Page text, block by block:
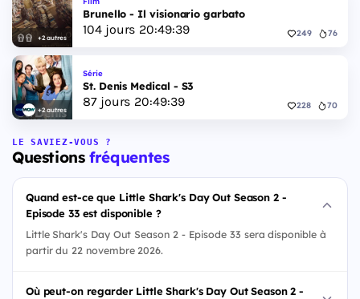
+2 autres
Brunello - Il visionario garbato
104jours 20:49:38 249 76
+2 autres
Série
St. Denis Medical - S3
87jours 20:49:38 228 70
LE SAVIEZ-VOUS ?
Questionsfréquentes
Quand est-ce que Little Shark's Day Out Season 2 -
Episode 33 est disponible ?
Little Shark's Day Out Season 2 - Episode 33 sera disponible à
partir du 22 novembre 2026.
Où peut-on regarder Little Shark's Day Out Season 2 -